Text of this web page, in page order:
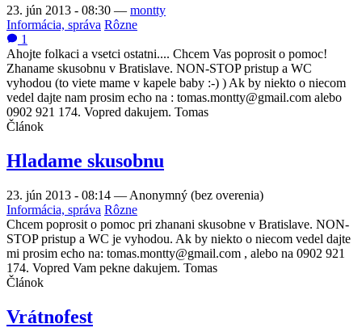
23. jún 2013 - 08:30 — montty
Informácia, správa Rôzne
1
Ahojte folkaci a vsetci ostatni.... Chcem Vas poprosit o pomoc!
Zhaname skusobnu v Bratislave. NON-STOP pristup a WC
vyhodou (to viete mame v kapele baby :-) ) Ak by niekto o niecom
vedel dajte nam prosim echo na : tomas.montty@gmail.com alebo
0902 921 174. Vopred dakujem. Tomas
Článok
Hladame skusobnu
23. jún 2013 - 08:14 — Anonymný (bez overenia)
Informácia, správa Rôzne
Chcem poprosit o pomoc pri zhanani skusobne v Bratislave. NON-
STOP pristup a WC je vyhodou. Ak by niekto o niecom vedel dajte
mi prosim echo na: tomas.montty@gmail.com , alebo na 0902 921
174. Vopred Vam pekne dakujem. Tomas
Článok
Vrátnofest